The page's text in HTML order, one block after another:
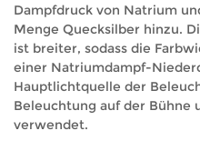
Dampfdruck von Natrium
Menge Quecksilber hinzu.
ist breiter, sodass die
einer Natriumdampf-
Hauptlichtquelle der
Beleuchtung auf der Bühne
verwendet.